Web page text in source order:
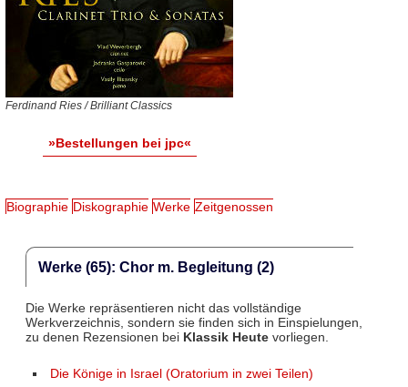
Ferdinand Ries / Brilliant Classics
»Bestellungen bei jpc«
Biographie Diskographie Werke Zeitgenossen
Werke (65): Chor m. Begleitung (2)
Die Werke repräsentieren nicht das vollständige
Werkverzeichnis, sondern sie finden sich in Einspielungen,
zu denen Rezensionen bei Klassik Heutevorliegen.
Die Könige in Israel (Oratorium in zwei Teilen)